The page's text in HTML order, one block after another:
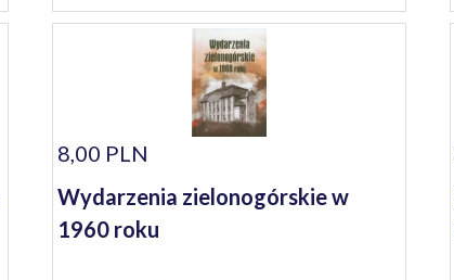
8,00 PLN
Wydarzenia zielonogórskie w
1960 roku